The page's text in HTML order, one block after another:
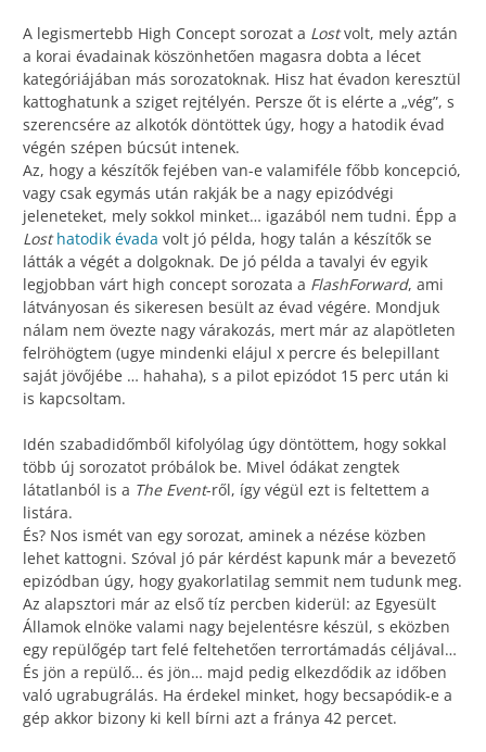
A legismertebb High Concept sorozat a Lostvolt, mely aztán
a korai évadainak köszönhetően magasra dobta a lécet
kategóriájában más sorozatoknak. Hisz hat évadon keresztül
kattoghatunk a sziget rejtélyén. Persze őt is elérte a „vég”, s
szerencsére az alkotók döntöttek úgy, hogy a hatodik évad
végén szépen búcsút intenek.
Az, hogy a készítők fejében van-e valamiféle főbb koncepció,
vagy csak egymás után rakják be a nagy epizódvégi
jeleneteket, mely sokkol minket… igazából nem tudni. Épp a
Lost hatodik évada volt jó példa, hogy talán a készítők se
látták a végét a dolgoknak. De jó példa a tavalyi év egyik
legjobban várt high concept sorozata a FlashForward, ami
látványosan és sikeresen besült az évad végére. Mondjuk
nálam nem övezte nagy várakozás, mert már az alapötleten
felröhögtem (ugye mindenki elájul x percre és belepillant
saját jövőjébe … hahaha), s a pilot epizódot 15 perc után ki
is kapcsoltam.
Idén szabadidőmből kifolyólag úgy döntöttem, hogy sokkal
több új sorozatot próbálok be. Mivel ódákat zengtek
látatlanból is a The Event-ről, így végül ezt is feltettem a
listára.
És? Nos ismét van egy sorozat, aminek a nézése közben
lehet kattogni. Szóval jó pár kérdést kapunk már a bevezető
epizódban úgy, hogy gyakorlatilag semmit nem tudunk meg.
Az alapsztori már az első tíz percben kiderül: az Egyesült
Államok elnöke valami nagy bejelentésre készül, s eközben
egy repülőgép tart felé feltehetően terrortámadás céljával…
És jön a repülő… és jön… majd pedig elkezdődik az időben
való ugrabugrálás. Ha érdekel minket, hogy becsapódik-e a
gép akkor bizony ki kell bírni azt a fránya 42 percet.